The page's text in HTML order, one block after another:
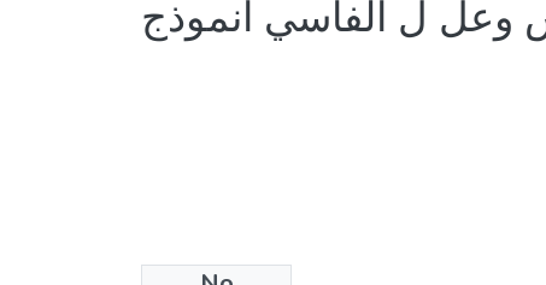
وعل ل الفاسي أنموذج